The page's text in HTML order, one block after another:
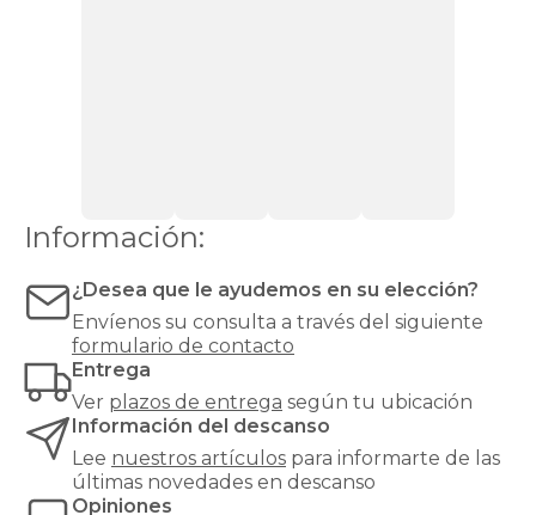
Información:
¿Desea que le ayudemos en su elección?
Envíenos su consulta a través del siguiente
formulario de contacto
Entrega
Ver plazos de entrega según tu ubicación
Información del descanso
Lee nuestros artículos para informarte de las
últimas novedades en descanso
Opiniones